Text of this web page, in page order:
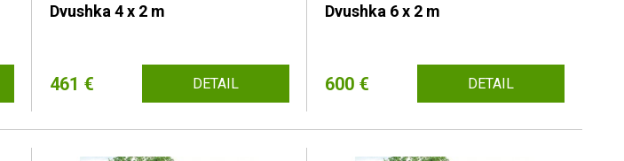
Dvushka 4 x 2 m
461 € DETAIL
Dvushka 6 x 2 m
600 € DETAIL